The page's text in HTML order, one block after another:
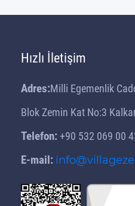
Hızlı İletişim
Adres:Milli Egemenlik
Blok Zemin Kat No:3
Telefon: +90 532 069 00
E-mail: